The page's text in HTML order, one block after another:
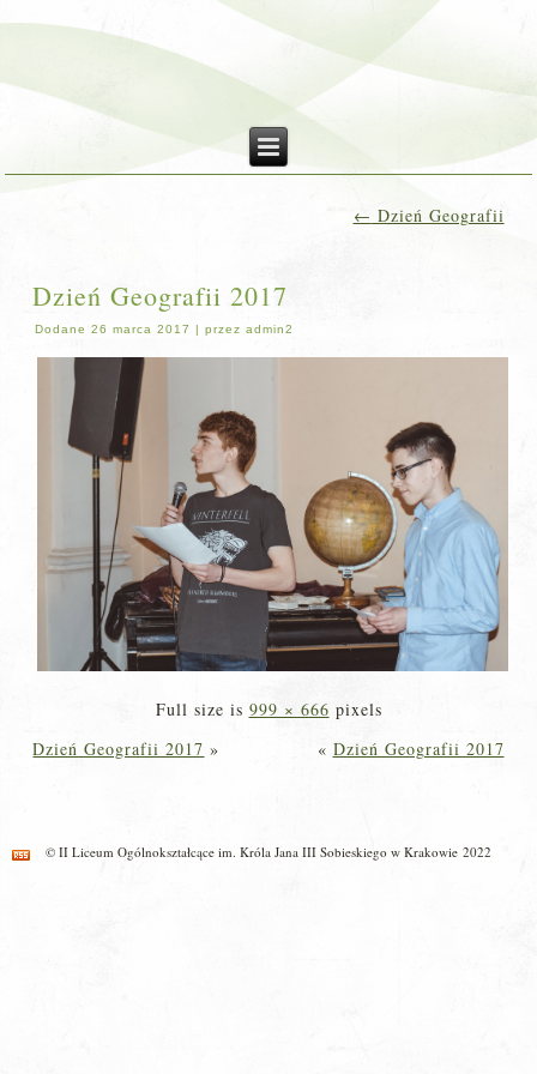
← Dzień Geografii
Dzień Geografii 2017
Dodane 26 marca 2017 |przez admin2
Full size is 999 × 666 pixels
Dzień Geografii 2017 » « Dzień Geografii 2017
© II Liceum Ogólnokształcące im. Króla Jana III Sobieskiego w Krakowie 2022